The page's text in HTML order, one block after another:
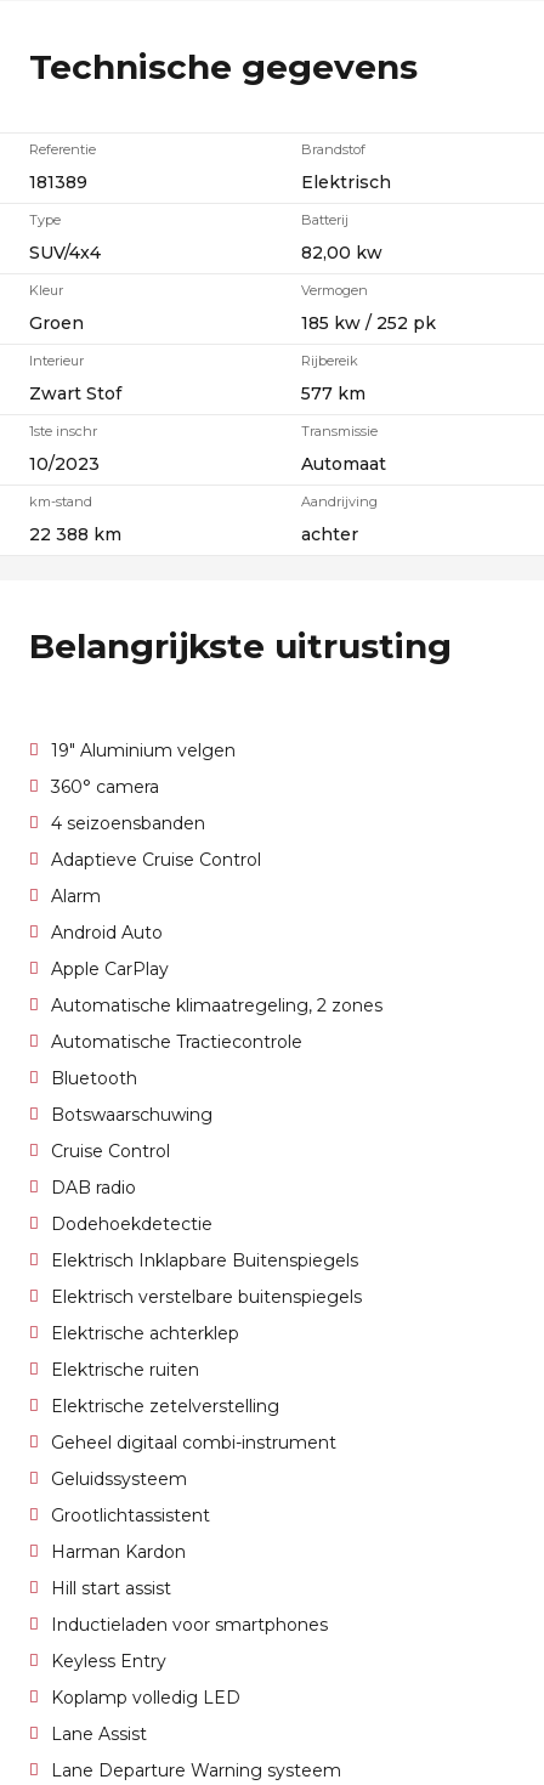
Technische gegevens
Referentie
181389
Type
SUV/4x4
Kleur
Groen
Interieur
Zwart Stof
1ste inschr
10/2023
km-stand
22 388 km
Brandstof
Elektrisch
Batterij
82,00 kw
Vermogen
185 kw / 252 pk
Rijbereik
577 km
Transmissie
Automaat
Aandrijving
achter
Belangrijkste uitrusting
19" Aluminium velgen
360° camera
4 seizoensbanden
Adaptieve Cruise Control
Alarm
Android Auto
Apple CarPlay
Automatische klimaatregeling, 2 zones
Automatische Tractiecontrole
Bluetooth
Botswaarschuwing
Cruise Control
DAB radio
Dodehoekdetectie
Elektrisch Inklapbare Buitenspiegels
Elektrisch verstelbare buitenspiegels
Elektrische achterklep
Elektrische ruiten
Elektrische zetelverstelling
Geheel digitaal combi-instrument
Geluidssysteem
Grootlichtassistent
Harman Kardon
Hill start assist
Inductieladen voor smartphones
Keyless Entry
Koplamp volledig LED
Lane Assist
Lane Departure Warning systeem